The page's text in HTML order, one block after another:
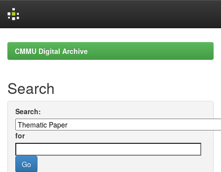
navigationCMMU Digital Archive
Search
Search:
for